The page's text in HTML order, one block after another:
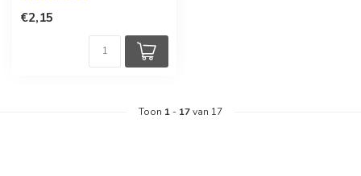
€2,15
Toon 1 - 17van 17